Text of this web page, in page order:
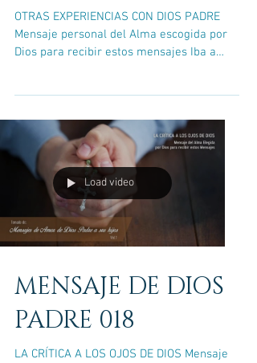
OTRAS EXPERIENCIAS CON DIOS PADRE
Mensaje personal del Alma escogida por
Dios para recibir estos mensajes Iba a
Load video
MENSAJE DE DIOS
PADRE 018
LA CRÍTICA A LOS OJOS DE DIOS Mensaje